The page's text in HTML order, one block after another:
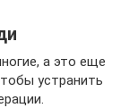
а это еще
устранить